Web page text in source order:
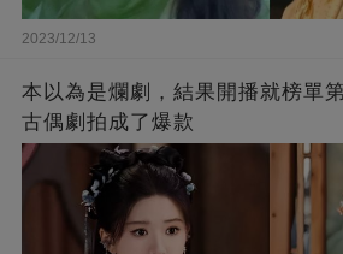
2023/12/13
本以為是爛劇，結果開播就榜單
古偶劇拍成了爆款